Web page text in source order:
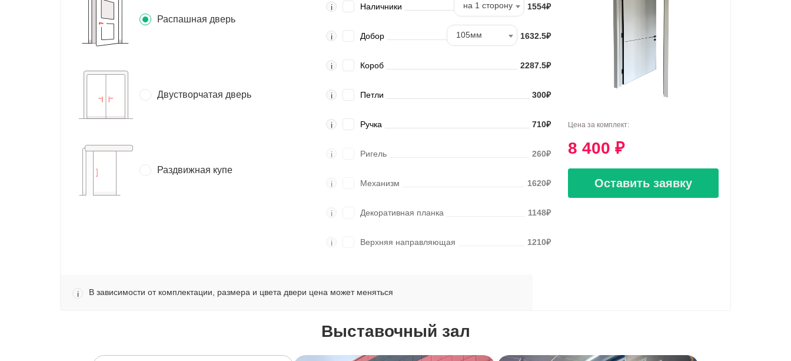
Распашная дверь
Двустворчатая дверь
Раздвижная купе
i Наличники на 1 сторону 1554₽
i Добор 105мм 1632.5₽
i Короб 2287.5₽
i Петли 300₽
i Ручка 710₽
i Ригель 260₽
i Механизм 1620₽
i Декоративная планка 1148₽
i Верхняя направляющая 1210₽
Цена за комплект:
8 400 ₽
Оставить заявку
i В зависимости от комплектации, размера и цвета двери цена может меняться
Выставочный зал